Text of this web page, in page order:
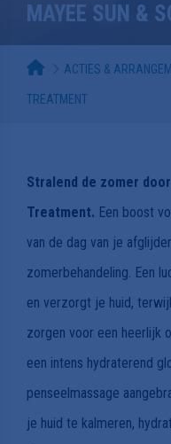
MAYEE SUN &
ACTIES &
TREATMENT
Stralend de zomer
Treatment. Een boost
van de dag van je
zomerbehandeling. Een
en verzorgt je huid,
zorgen voor een heerlijk
een intens hydraterend
penseelmassage
je huid te kalmeren,